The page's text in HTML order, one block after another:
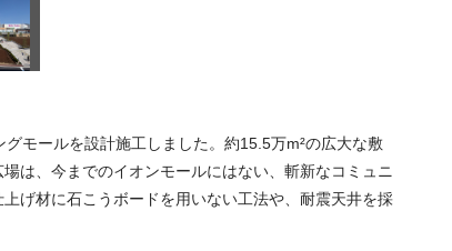
モールを設計施工しました。約15.5万m²の広大な敷
は、今までのイオンモールにはない、斬新なコミュニ
げ材に石こうボードを用いない工法や、耐震天井を採